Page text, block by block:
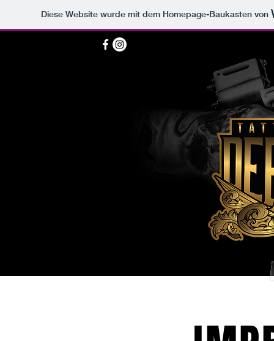
Diese Website wurde mit dem Homepage-Baukasten von